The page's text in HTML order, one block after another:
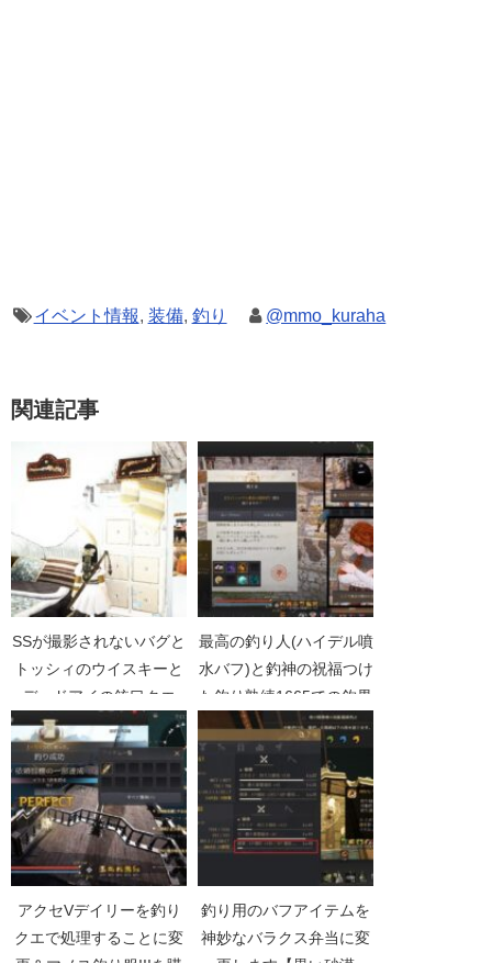
イベント情報, 装備, 釣り @mmo_kuraha
関連記事
SSが撮影されないバグと
トッシィのウイスキーと
デッドアイの銃口クエ
【黒い砂漠Part4945】
最高の釣り人(ハイデル噴
水バフ)と釣神の祝福つけ
た釣り熟練1665での釣果
【黒い砂漠Part4050】
アクセVデイリーを釣り
クエで処理することに変
更＆マノス釣り服IIIを購
釣り用のバフアイテムを
神妙なバラクス弁当に変
更します【黒い砂漠